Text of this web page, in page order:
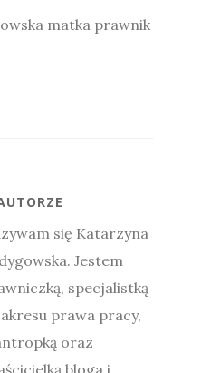
matka prawnik
się Katarzyna
Jestem
specjalistką
prawa pracy,
oraz
bloga i